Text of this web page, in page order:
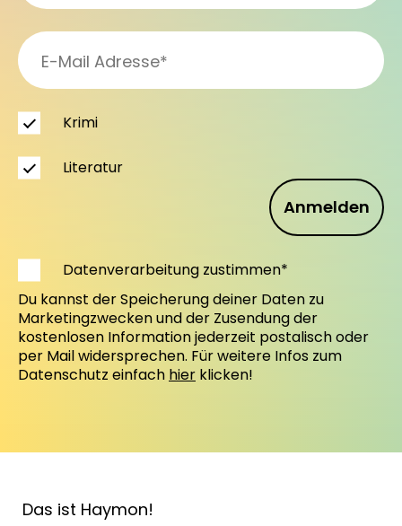
Anmelden
Krimi
Literatur
Datenverarbeitung zustimmen*
Du kannst der Speicherung deiner Daten zu
Marketingzwecken und der Zusendung der
kostenlosen Information jederzeit postalisch oder
per Mail widersprechen. Für weitere Infos zum
Datenschutz einfach hier klicken!
Das ist Haymon!